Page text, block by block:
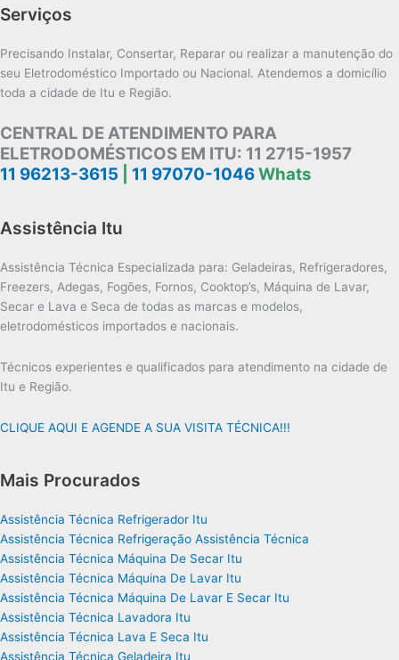
Serviços
Precisando Instalar, Consertar, Reparar ou realizar a manutenção do
seu Eletrodoméstico Importado ou Nacional. Atendemos a domicílio
toda a cidade de Itu e Região.
CENTRAL DE ATENDIMENTO PARA
ELETRODOMÉSTICOS EM ITU: 11 2715-1957
11 96213-3615
11 97070-1046Whats
Assistência Itu
Assistência Técnica Especializada para: Geladeiras, Refrigeradores,
Freezers, Adegas, Fogões, Fornos, Cooktop’s, Máquina de Lavar,
Secar e Lava e Seca de todas as marcas e modelos,
eletrodomésticos importados e nacionais.
Técnicos experientes e qualificados para atendimento na cidade de
Itu e Região.
CLIQUE AQUI E AGENDE A SUA VISITA TÉCNICA!!!
Mais Procurados
Assistência Técnica Refrigerador Itu
Assistência Técnica Refrigeração Assistência Técnica
Assistência Técnica Máquina De Secar Itu
Assistência Técnica Máquina De Lavar Itu
Assistência Técnica Máquina De Lavar E Secar Itu
Assistência Técnica Lavadora Itu
Assistência Técnica Lava E Seca Itu
Assistência Técnica Geladeira Itu